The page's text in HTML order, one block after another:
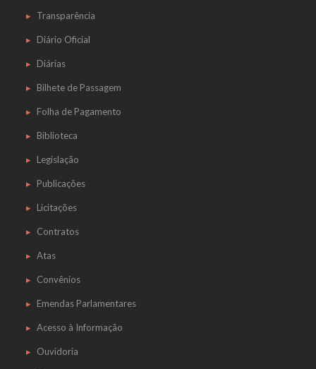
Transparência
Diário Oficial
Diárias
Bilhete de Passagem
Folha de Pagamento
Biblioteca
Legislação
Publicações
Licitações
Contratos
Atas
Convênios
Emendas Parlamentares
Acesso à Informação
Ouvidoria